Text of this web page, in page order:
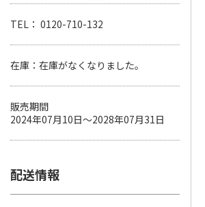
TEL： 0120-710-132
在庫：在庫がなくなりました。
販売期間
2024年07月10日～2028年07月31日
配送情報